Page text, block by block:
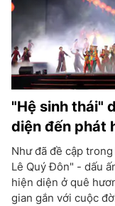
"Hệ sinh thái"
diện đến phát
Như đã đề cập
Lê Quý Đôn" - dấu
hiện diện ở quê
gian gắn với cuộc